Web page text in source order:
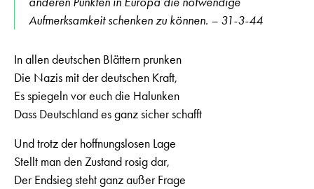
Aufmerksamkeit schenken zu können. – 31-3-44
In allen deutschen Blättern prunken
Die Nazis mit der deutschen Kraft,
Es spiegeln vor euch die Halunken
Dass Deutschland es ganz sicher schafft
Und trotz der hoffnungslosen Lage
Stellt man den Zustand rosig dar,
Der Endsieg steht ganz außer Frage